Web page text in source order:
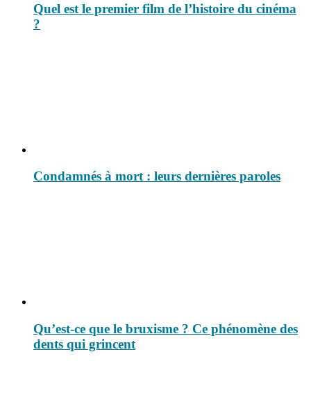
Quel est le premier film de l’histoire du cinéma
?
Condamnés à mort : leurs dernières paroles
Qu’est-ce que le bruxisme ? Ce phénomène des
dents qui grincent